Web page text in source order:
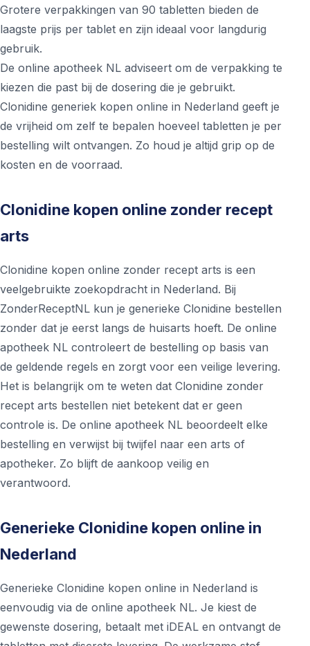
Grotere verpakkingen van 90 tabletten bieden de
laagste prijs per tablet en zijn ideaal voor langdurig
gebruik.
De online apotheek NL adviseert om de verpakking te
kiezen die past bij de dosering die je gebruikt.
Clonidine generiek kopen online in Nederland geeft je
de vrijheid om zelf te bepalen hoeveel tabletten je per
bestelling wilt ontvangen. Zo houd je altijd grip op de
kosten en de voorraad.
Clonidine kopen online zonder recept
arts
Clonidine kopen online zonder recept arts is een
veelgebruikte zoekopdracht in Nederland. Bij
ZonderReceptNL kun je generieke Clonidine bestellen
zonder dat je eerst langs de huisarts hoeft. De online
apotheek NL controleert de bestelling op basis van
de geldende regels en zorgt voor een veilige levering.
Het is belangrijk om te weten dat Clonidine zonder
recept arts bestellen niet betekent dat er geen
controle is. De online apotheek NL beoordeelt elke
bestelling en verwijst bij twijfel naar een arts of
apotheker. Zo blijft de aankoop veilig en
verantwoord.
Generieke Clonidine kopen online in
Nederland
Generieke Clonidine kopen online in Nederland is
eenvoudig via de online apotheek NL. Je kiest de
gewenste dosering, betaalt met iDEAL en ontvangt de